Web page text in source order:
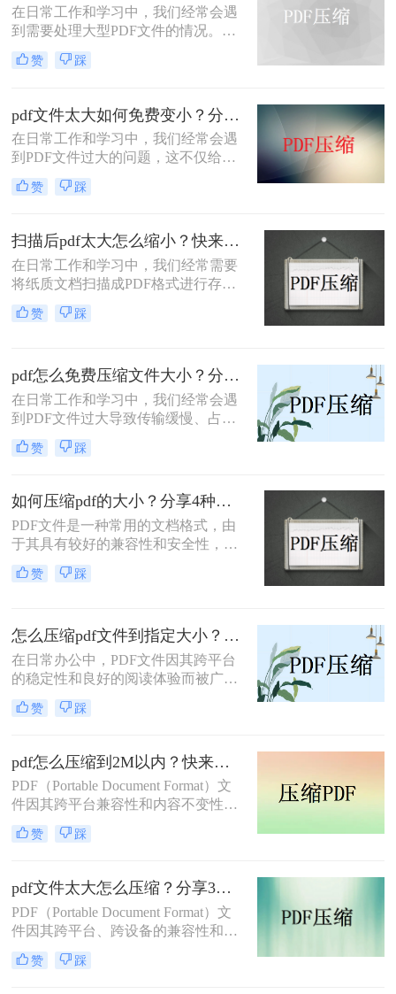
PDF文件压缩到指定大小成为了一个
常见的需求。那么如何将PDF文件压
缩到指定大小呢？本文将介绍几种方
法来实现这一目标。
在日常工作和学习中，我们经常会遇
到需要处理大型PDF文件的情况。这
些文件可能因为包含大量高清图片、
复杂的设计元素或详细的文本内容而
不便。那么pdf压缩文件怎么压缩到小
于5M呢？本文将详细介绍几种将PDF
文件压缩到小于5MB的方法，帮助您
提高文件处理的效率和便捷性。
赞 踩
pdf文件太大如何免费变小？分享这3种的方法！
在日常工作和学习中，我们经常会遇
到PDF文件过大的问题，这不仅给文
件传输、存储和分享带来了不便，还
可能导致一些平台或设备无法顺利打
可以采用一些免费的方法来减小PDF
文件的大小，使其更加便于管理和使
用。那么pdf文件太大如何免费变小
呢？本文将为您介绍几种常用的免费
压缩PDF文件的方法。
赞 踩
扫描后pdf太大怎么缩小？快来试试这三个方法！
在日常工作和学习中，我们经常需要
将纸质文档扫描成PDF格式进行存储
或传输。然而，有时候扫描后的PDF
文件体积过大，不仅占用大量存储空
将为您介绍几种实用的方法。
赞 踩
pdf怎么免费压缩文件大小？分享4个好用的方法，简单又快捷！
在日常工作和学习中，我们经常会遇
到PDF文件过大导致传输缓慢、占用
存储空间过多等问题。幸运的是，有
许多免费的方法可以帮助我们有效地
费用。那么pdf怎么免费压缩文件大小
呢？本文将为您介绍几种常用的免费
压缩PDF文件的方法。
赞 踩
如何压缩pdf的大小？分享4种压缩文件的方法！
PDF文件是一种常用的文档格式，由
于其具有较好的兼容性和安全性，因
此被广泛应用于电子书、合同、报告
等场景。然而，由于PDF文件通常包
度变慢和存储空间不足等问题。因
此，对PDF文件进行压缩是非常必要
的。下面将介绍如何压缩pdf的大小方
赞 踩
怎么压缩pdf文件到指定大小？这二种方法非常好用！
在日常办公中，PDF文件因其跨平台
的稳定性和良好的阅读体验而被广泛
使用。然而，有时PDF文件过大，会
影响传输速度和存储效率。那么怎么
绍两种压缩PDF文件到指定大小的方
法。
赞 踩
pdf怎么压缩到2M以内？快来试试这二种压缩方法！
PDF（Portable Document Format）文
件因其跨平台兼容性和内容不变性而
广受欢迎，但有时候文件体积过大，
尤其是超过2M时，会影响传输速度和
内呢？本文将介绍两种有效的PDF压
缩方法，帮助读者将PDF文件压缩至
2M以内，同时尽量保持文件内容的完
整性和可读性。
赞 踩
pdf文件太大怎么压缩？分享3招教你快速解决问题！
PDF（Portable Document Format）文
件因其跨平台、跨设备的兼容性和良
好的保护机制而广泛应用于各种文档
传输和存储场景。然而，有时PDF文
赞 踩